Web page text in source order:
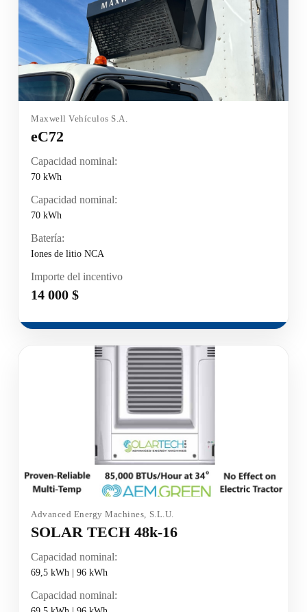
Maxwell Vehículos S.A.
eC72
Capacidad nominal:
70 kWh
Capacidad nominal:
70 kWh
Batería:
Iones de litio NCA
Importe del incentivo
14 000 $
Advanced Energy Machines, S.L.U.
SOLAR TECH 48k-16
Capacidad nominal:
69,5 kWh | 96 kWh
Capacidad nominal: